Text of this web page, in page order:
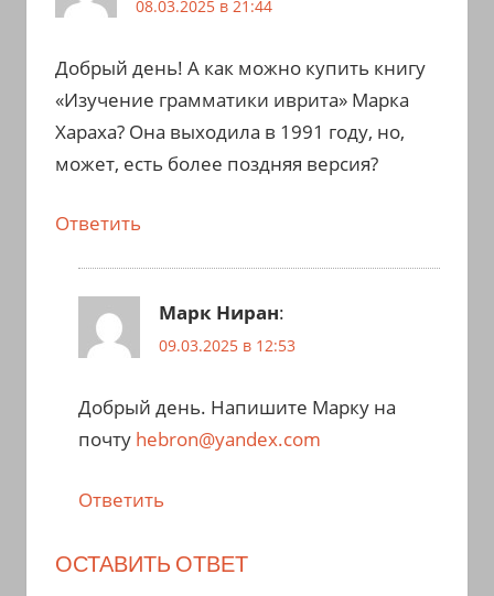
08.03.2025 в 21:44
Добрый день! А как можно купить книгу
«Изучение грамматики иврита» Марка
Хараха? Она выходила в 1991 году, но,
может, есть более поздняя версия?
Ответить
Марк Ниран:
09.03.2025 в 12:53
Добрый день. Напишите Марку на
почту hebron@yandex.com
Ответить
ОСТАВИТЬ ОТВЕТ